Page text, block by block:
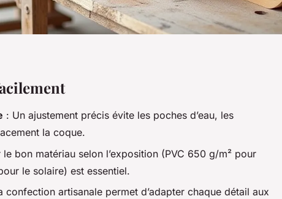
: Un ajustement précis évite les poches d’eau, les
la coque.
le bon matériau selon l’exposition (PVC 650 g/m² pour
le solaire) est essentiel.
confection artisanale permet d’adapter chaque détail aux